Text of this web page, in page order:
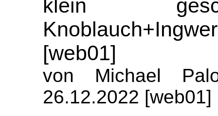
klein
[web01]
von Michael
26.12.2022 [web01]